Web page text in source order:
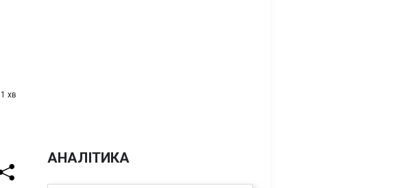
1 хв
АНАЛІТИКА